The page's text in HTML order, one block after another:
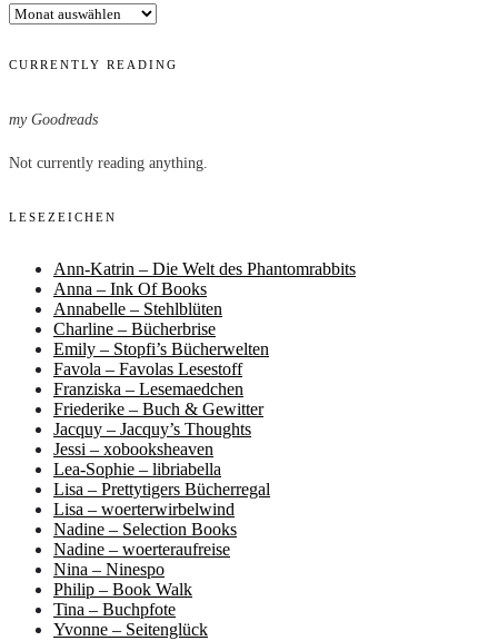
Archiv
CURRENTLY READING
my Goodreads
Not currently reading anything.
LESEZEICHEN
Ann-Katrin – Die Welt des Phantomrabbits
Anna – Ink Of Books
Annabelle – Stehlblüten
Charline – Bücherbrise
Emily – Stopfi’s Bücherwelten
Favola – Favolas Lesestoff
Franziska – Lesemaedchen
Friederike – Buch & Gewitter
Jacquy – Jacquy’s Thoughts
Jessi – xobooksheaven
Lea-Sophie – libriabella
Lisa – Prettytigers Bücherregal
Lisa – woerterwirbelwind
Nadine – Selection Books
Nadine – woerteraufreise
Nina – Ninespo
Philip – Book Walk
Tina – Buchpfote
Yvonne – Seitenglück